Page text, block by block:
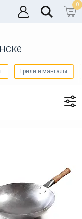
0
Грили и мангалы